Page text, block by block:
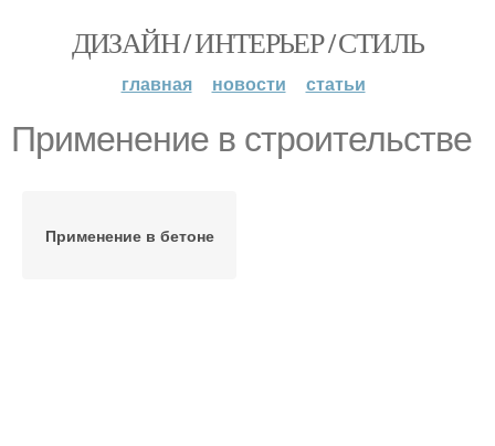
ДИЗАЙН / ИНТЕРЬЕР / СТИЛЬ
главная новости статьи
Применение в строительстве
Применение в бетоне